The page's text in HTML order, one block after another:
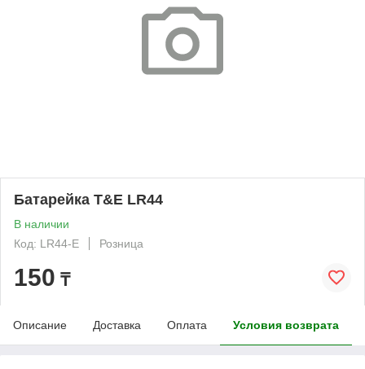
Батарейка T&E LR44
В наличии
Код: LR44-E
Розница
150 ₸
Описание Доставка Оплата Условия возврата